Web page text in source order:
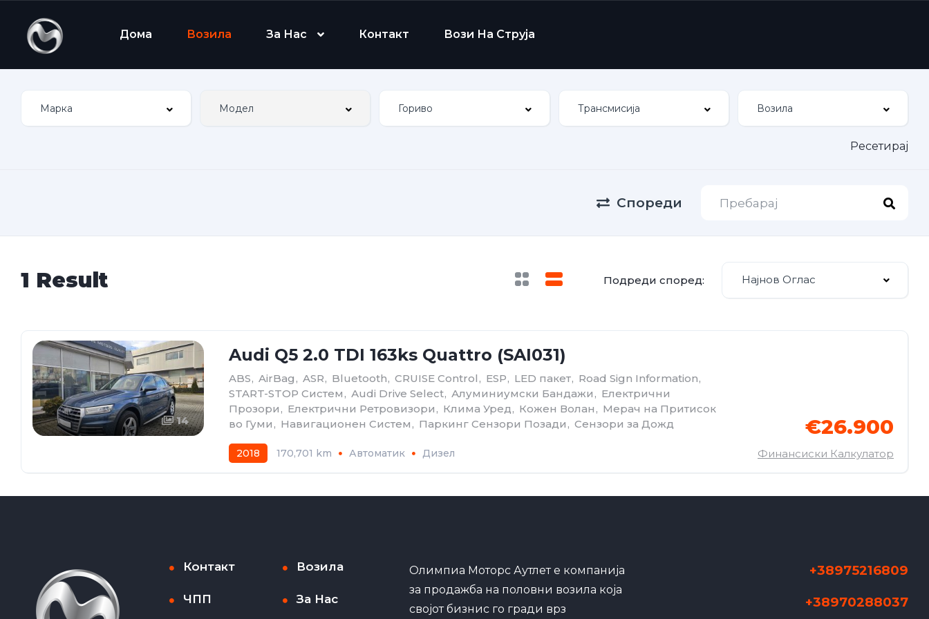
Дома Возила За Нас Контакт Вози На Струја
Ресетирај
Спореди
1 Result Подреди според: Најнов Оглас
14
Audi Q5 2.0 TDI 163ks Quattro (SAI031)
ABS, AirBag , ASR, Bluetooth, CRUISE Control , ESP, LED пакет, Road Sign Information,
START-STOP Систем , Аudi Drive Select, Алуминиумски Бандажи , Електрични
Прозори , Електрични Ретровизори , Клима Уред, Кожен Волан , Мерач на Притисок
во Гуми , Навигационен Систем , Паркинг Сензори Позади , Сензори за Дожд
2018 170,701 km Автоматик Дизел
€26.900
Финансиски Калкулатор
Контакт Возила
ЧПП За Нас
Олимпиа Моторс Аутлет е компанија
за продажба на половни возила која
својот бизнис го гради врз
+38975216809
+38970288037